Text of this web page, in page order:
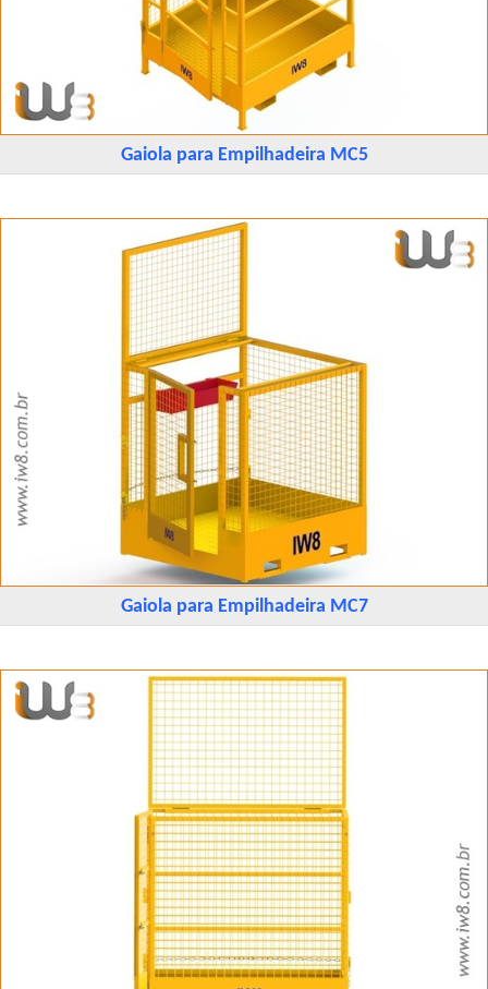
Gaiola para Empilhadeira MC5
Gaiola para Empilhadeira MC7